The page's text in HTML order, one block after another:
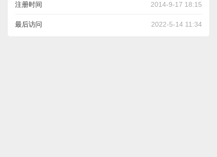
注册时间 2014-9-17 18:15
最后访问 2022-5-14 11:34